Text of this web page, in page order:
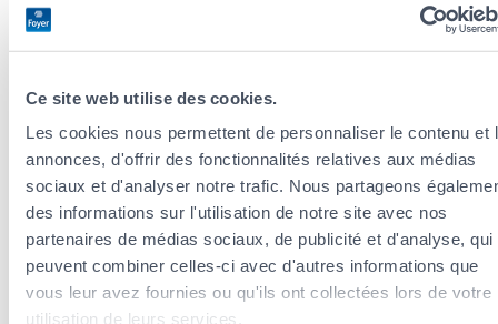
Ce site web utilise des cookies.
Les cookies nous permettent de personnaliser le contenu et
annonces, d'offrir des fonctionnalités relatives aux médias
sociaux et d'analyser notre trafic. Nous partageons
des informations sur l'utilisation de notre site avec nos
partenaires de médias sociaux, de publicité et d'analyse, qui
peuvent combiner celles-ci avec d'autres informations que
vous leur avez fournies ou qu'ils ont collectées lors de votre
utilisation de leurs services.
ANDREIA FILIPA
MEDEIROS DE OLIVEIRA
Matricule CAA : 2022AG086